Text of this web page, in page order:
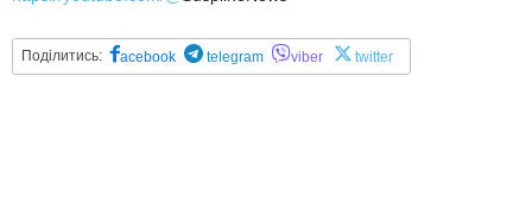
Поділитись: acebook telegram viber twitter